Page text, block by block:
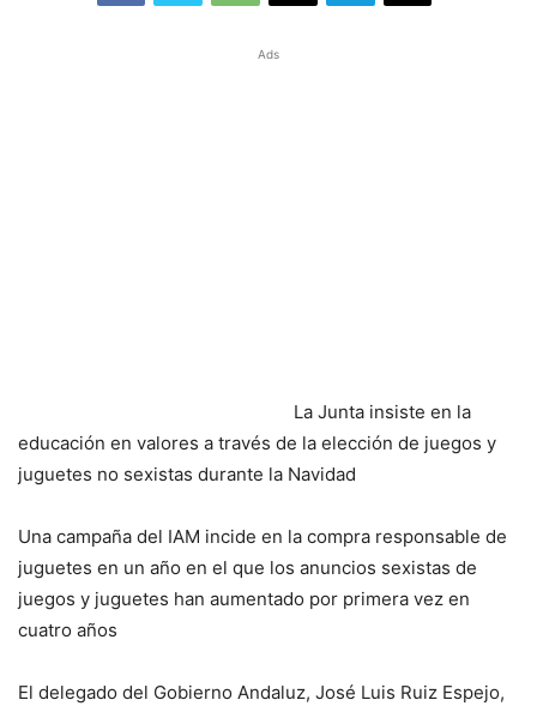
Ads
La Junta insiste en la
educación en valores a través de la elección de juegos y
juguetes no sexistas durante la Navidad
Una campaña del IAM incide en la compra responsable de
juguetes en un año en el que los anuncios sexistas de
juegos y juguetes han aumentado por primera vez en
cuatro años
El delegado del Gobierno Andaluz, José Luis Ruiz Espejo,